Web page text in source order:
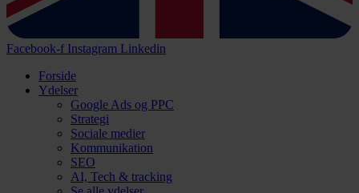
Facebook-f Instagram Linkedin
Forside
Ydelser
Google Ads og PPC
Strategi
Sociale medier
Kommunikation
SEO
AI, Tech & tracking